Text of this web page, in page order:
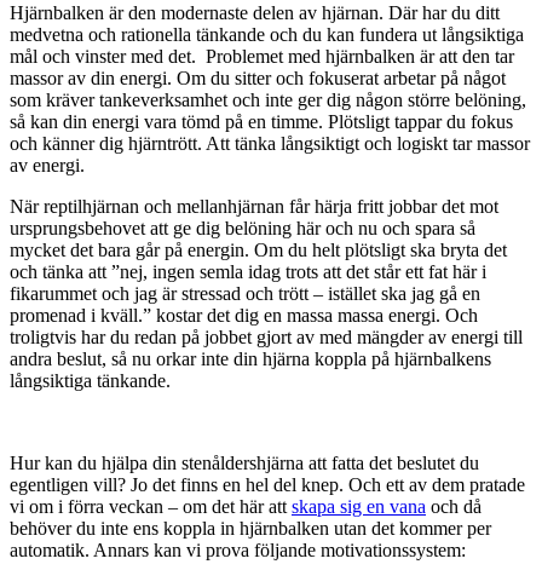
Hjärnbalken är den modernaste delen av hjärnan. Där har du ditt
medvetna och rationella tänkande och du kan fundera ut långsiktiga
mål och vinster med det. Problemet med hjärnbalken är att den tar
massor av din energi. Om du sitter och fokuserat arbetar på något
som kräver tankeverksamhet och inte ger dig någon större belöning,
så kan din energi vara tömd på en timme. Plötsligt tappar du fokus
och känner dig hjärntrött. Att tänka långsiktigt och logiskt tar massor
av energi.
När reptilhjärnan och mellanhjärnan får härja fritt jobbar det mot
ursprungsbehovet att ge dig belöning här och nu och spara så
mycket det bara går på energin. Om du helt plötsligt ska bryta det
och tänka att ”nej, ingen semla idag trots att det står ett fat här i
fikarummet och jag är stressad och trött – istället ska jag gå en
promenad i kväll.” kostar det dig en massa massa energi. Och
troligtvis har du redan på jobbet gjort av med mängder av energi till
andra beslut, så nu orkar inte din hjärna koppla på hjärnbalkens
långsiktiga tänkande.
Hur kan du hjälpa din stenåldershjärna att fatta det beslutet du
egentligen vill? Jo det finns en hel del knep. Och ett av dem pratade
vi om i förra veckan – om det här att skapa sig en vana och då
behöver du inte ens koppla in hjärnbalken utan det kommer per
automatik. Annars kan vi prova följande motivationssystem: